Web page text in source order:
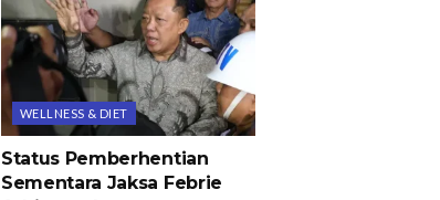
WELLNESS & DIET
Status Pemberhentian
Sementara Jaksa Febrie